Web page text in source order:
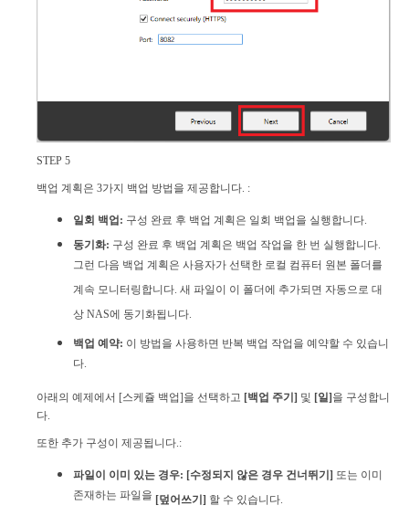
STEP 5
백업 계획은 3가지 백업 방법을 제공합니다. :
일회 백업: 구성 완료 후 백업 계획은 일회 백업을 실행합니다.
동기화: 구성 완료 후 백업 계획은 백업 작업을 한 번 실행합니다.
그런 다음 백업 계획은 사용자가 선택한 로컬 컴퓨터 원본 폴더를
계속 모니터링합니다. 새 파일이 이 폴더에 추가되면 자동으로 대
상 NAS에 동기화됩니다.
백업 예약: 이 방법을 사용하면 반복 백업 작업을 예약할 수 있습니
다.
아래의 예제에서 [스케쥴 백업]을 선택하고 [백업 주기] 및 [일] 을 구성합니
다.
또한 추가 구성이 제공됩니다.:
파일이 이미 있는 경우: [수정되지 않은 경우 건너뛰기] 또는 이미
존재하는 파일을 [덮어쓰기] 할 수 있습니다.